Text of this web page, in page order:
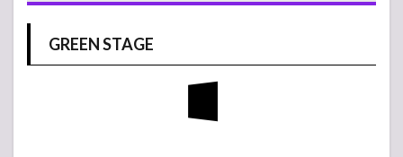
GREEN STAGE